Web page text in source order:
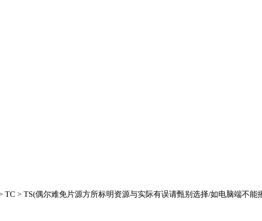
> TS(偶尔难免片源方所标明资源与实际有误请甄别选择/如电脑端不